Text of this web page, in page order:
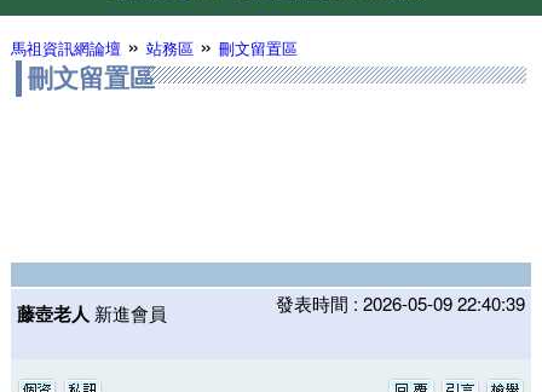
馬祖資訊網論壇» 站務區» 刪文留置區
刪文留置區
藤壺老人 新進會員 發表時間 : 2026-05-09 22:40:39